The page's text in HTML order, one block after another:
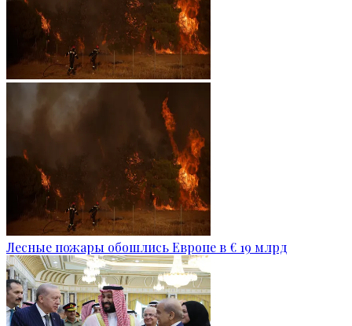
Лесные пожары обошлись Европе в € 19 млрд